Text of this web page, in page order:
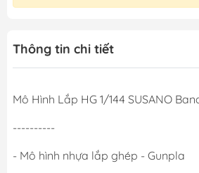
Thông tin chi tiết
Mô Hình Lắp HG 1/144 SUSANO
----------
- Mô hình nhựa lắp ghép - Gunpla